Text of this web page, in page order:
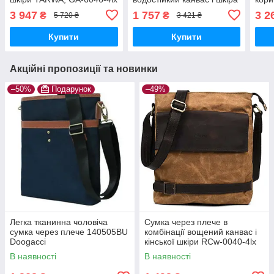
3 947 ₴ 5 720 ₴
Купити
1 757₴ 3 421 ₴
Купити
3
Акційні пропозиції та новинки
–50% Подарунок
Легка тканинна чоловіча
сумка через плече 140505BU
Doogacci
В наявності
–49%
Сумка через плече в
комбінації вощений канвас і
кінської шкіри RCw-0040-4lx
TARWA
В наявності